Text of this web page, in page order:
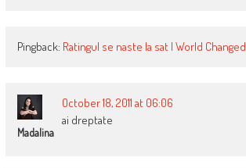
Pingback: Ratingul se naste la sat | World Changed
Madalina
October 18, 2011 at 06:06
ai dreptate